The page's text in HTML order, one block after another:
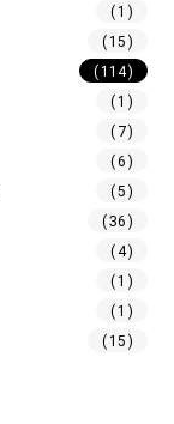
(1)
(15)
(114)
(1)
(7)
(6)
(5)
(36)
(4)
(1)
(1)
(15)